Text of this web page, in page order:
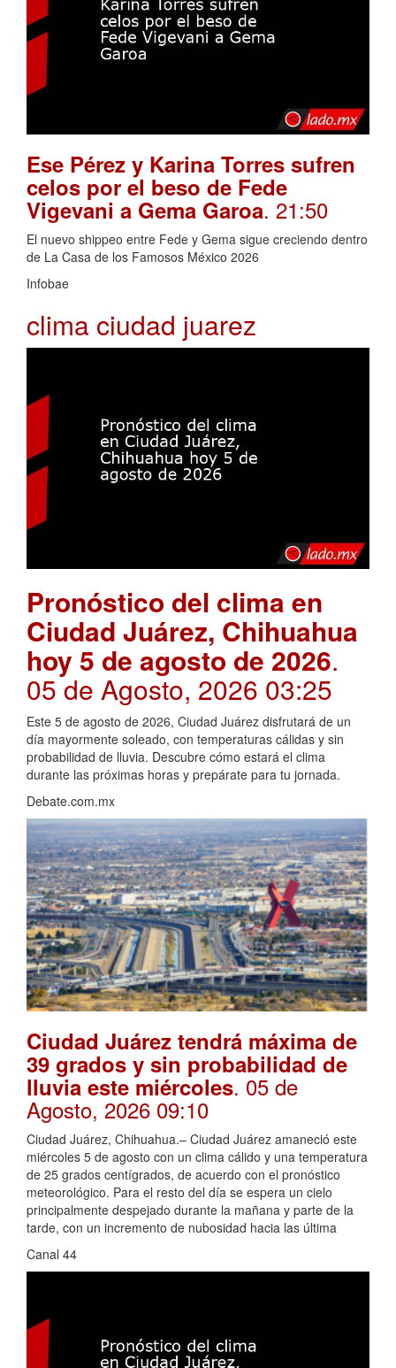
Ese Pérez y Karina Torres sufren
celos por el beso de Fede
Vigevani a Gema Garoa. 21:50
El nuevo shippeo entre Fede y Gema sigue creciendo dentro
de La Casa de los Famosos México 2026
Infobae
clima ciudad juarez
Pronóstico del clima en
Ciudad Juárez, Chihuahua
hoy 5 de agosto de 2026.
05 de Agosto, 2026 03:25
Este 5 de agosto de 2026, Ciudad Juárez disfrutará de un
día mayormente soleado, con temperaturas cálidas y sin
probabilidad de lluvia. Descubre cómo estará el clima
durante las próximas horas y prepárate para tu jornada.
Debate.com.mx
Ciudad Juárez tendrá máxima de
39 grados y sin probabilidad de
lluvia este miércoles. 05 de
Agosto, 2026 09:10
Ciudad Juárez, Chihuahua.– Ciudad Juárez amaneció este
miércoles 5 de agosto con un clima cálido y una temperatura
de 25 grados centígrados, de acuerdo con el pronóstico
meteorológico. Para el resto del día se espera un cielo
principalmente despejado durante la mañana y parte de la
tarde, con un incremento de nubosidad hacia las última
Canal 44